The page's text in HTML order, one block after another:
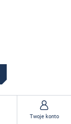
Twoje konto